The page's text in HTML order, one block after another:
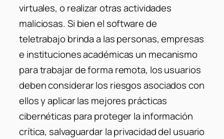
virtuales, o realizar otras actividades
maliciosas. Si bien el software de
teletrabajo brinda a las personas, empresas
e instituciones académicas un mecanismo
para trabajar de forma remota, los usuarios
deben considerar los riesgos asociados con
ellos y aplicar las mejores prácticas
cibernéticas para proteger la información
crítica, salvaguardar la privacidad del usuario